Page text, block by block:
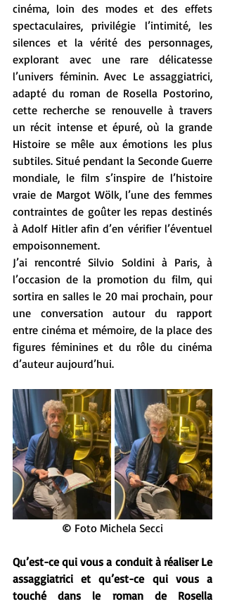
cinéma, loin des modes et des effets
spectaculaires, privilégie l’intimité, les
silences et la vérité des personnages,
explorant avec une rare délicatesse
l’univers féminin. Avec Le assaggiatrici,
adapté du roman de Rosella Postorino,
cette recherche se renouvelle à travers
un récit intense et épuré, où la grande
Histoire se mêle aux émotions les plus
subtiles. Situé pendant la Seconde Guerre
mondiale, le film s’inspire de l’histoire
vraie de Margot Wölk, l’une des femmes
contraintes de goûter les repas destinés
à Adolf Hitler afin d’en vérifier l’éventuel
empoisonnement.
J’ai rencontré Silvio Soldini à Paris, à
l’occasion de la promotion du film, qui
sortira en salles le 20 mai prochain, pour
une conversation autour du rapport
entre cinéma et mémoire, de la place des
figures féminines et du rôle du cinéma
d’auteur aujourd’hui.
© Foto Michela Secci
Qu’est-ce qui vous a conduit à réaliser Le
assaggiatrici et qu’est-ce qui vous a
touché dans le roman de Rosella